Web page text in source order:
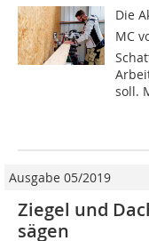
Die
MC
soll.
Ausgabe 05/2019
Ziegel und
sägen